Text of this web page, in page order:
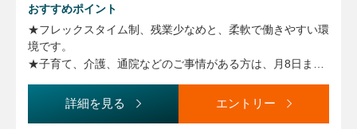
に合わせ検討いたします。
【業務に関する変更の範囲】
事業や所属部門の状況の変化等により、会社の指示する職務
おすすめポイント
★フレックスタイム制、残業少なめと、柔軟で働きやすい環
境です。
★子育て、介護、通院などのご事情がある方は、月8日まで
★英語力を活かし、グローバルにご活躍いただけます。
詳細を見る エントリー